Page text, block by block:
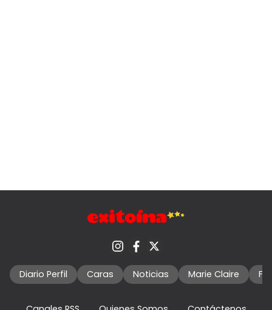
Diario Perfil Caras Noticias Marie Claire